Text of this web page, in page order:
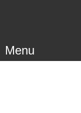
Menu